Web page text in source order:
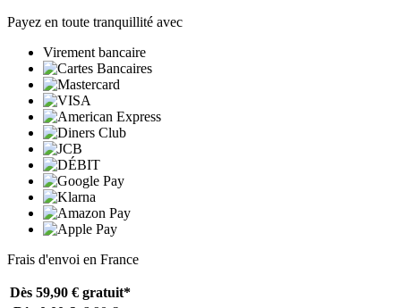
Payez en toute tranquillité avec
Virement bancaire
Frais d'envoi en France
Dès 59,90 € gratuit*